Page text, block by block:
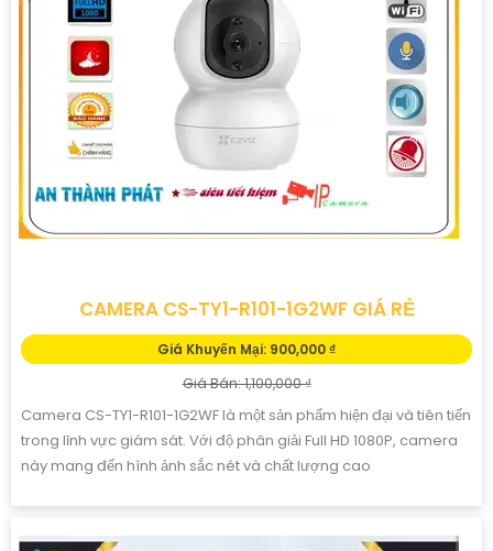
CAMERA CS-TY1-R101-1G2WF GIÁ RẺ
Giá Khuyến Mại: 900,000 ₫
Giá Bán: 1,100,000 ₫
Camera CS-TY1-R101-1G2WF là một sản phẩm hiện đại và tiên tiến
trong lĩnh vực giám sát. Với độ phân giải Full HD 1080P, camera
này mang đến hình ảnh sắc nét và chất lượng cao